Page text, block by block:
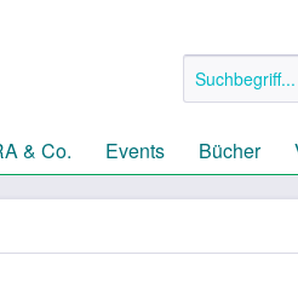
& Co. Events Bücher